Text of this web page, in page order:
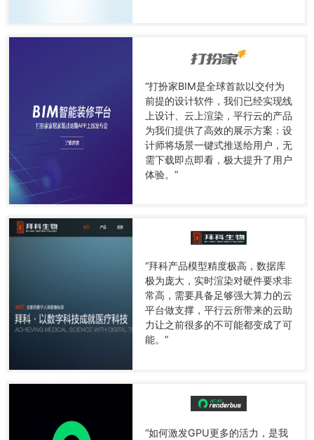
“打扮家BIM是全球首款以交付为
前提的设计软件，我们已经实现线
上设计、云上渲染，平行云的产品
为我们提供了高效的展示方案：设
计师将场景一键式推送给用户，无
需下载即点即看，极大提升了用户
体验。”
“拜科产品模型精度极高，数据库
极为庞大，实时渲染对硬件要求非
常高，需要具备足够强大算力的云
平台做支撑，平行云所带来的云助
力让之前很多的不可能都变成了可
能。”
“如何激发GPU更多的活力，是我